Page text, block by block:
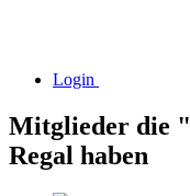
Login
Mitglieder die "
Regal haben